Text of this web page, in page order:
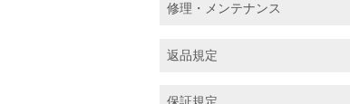
修理・メンテナンス
返品規定